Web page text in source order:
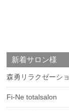
新着サロン様
森勇リラクゼーシ
Fi-Ne totalsalon